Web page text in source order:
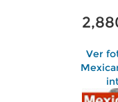
Ver